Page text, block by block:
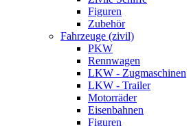
Figuren
Zubehör
Fahrzeuge (zivil)
PKW
Rennwagen
LKW - Zugmaschinen
LKW - Trailer
Motorräder
Eisenbahnen
Figuren